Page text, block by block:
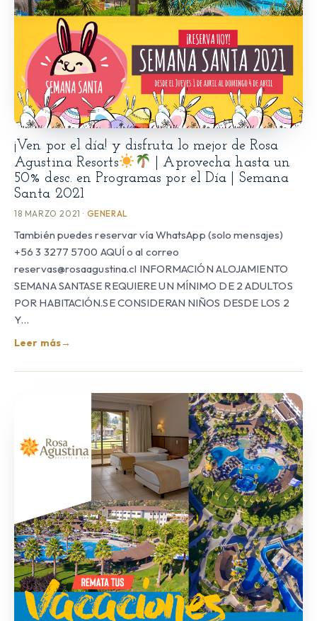
¡Ven por el día! y disfruta lo mejor de Rosa
Agustina Resorts
| Aprovecha hasta un
50% desc. en Programas por el Día | Semana
Santa 2021
18 MARZO 2021 · GENERAL
También puedes reservar vía WhatsApp (solo mensajes)
+56 3 3277 5700 AQUÍ o al correo
reservas@rosaagustina.cl INFORMACIÓN ALOJAMIENTO
SEMANA SANTASE REQUIERE UN MÍNIMO DE 2 ADULTOS
POR HABITACIÓN.SE CONSIDERAN NIÑOS DESDE LOS 2
Y…
Leer más→